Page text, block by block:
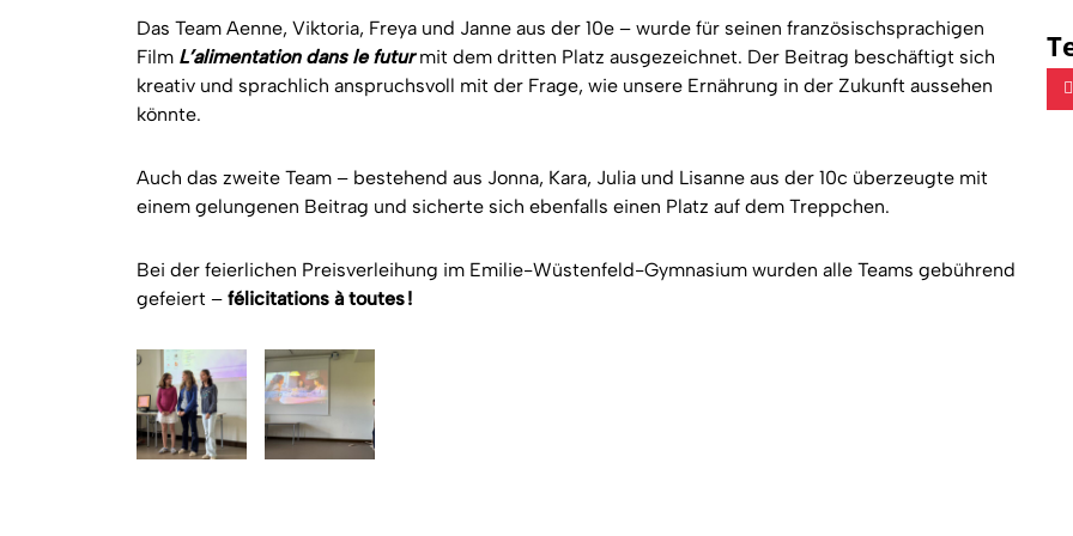
Das Team Aenne, Viktoria, Freya und Janne aus der 10e – wurde für seinen französischsprachigen
Film L’alimentation dans le futurmit dem dritten Platz ausgezeichnet. Der Beitrag beschäftigt sich
kreativ und sprachlich anspruchsvoll mit der Frage, wie unsere Ernährung in der Zukunft aussehen
könnte.
Auch das zweite Team – bestehend aus Jonna, Kara, Julia und Lisanne aus der 10c überzeugte mit
einem gelungenen Beitrag und sicherte sich ebenfalls einen Platz auf dem Treppchen.
Bei der feierlichen Preisverleihung im Emilie-Wüstenfeld-Gymnasium wurden alle Teams gebührend
gefeiert – félicitations à toutes !